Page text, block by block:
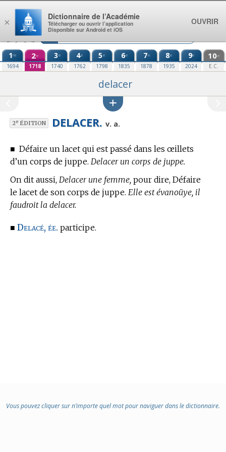
Aller au contenu
1re
1694
2e
1718
3e
1740
4e
1762
5e
1798
6e
1835
7e
1878
8e
1935
9e
2024
10e
E.C.
delacer
2eÉDITION DELACER. v. a.
■ Défaire un lacet qui est passé dans les œillets
d’un corps de juppe. Delacer un corps de juppe.
On dit aussi, Delacer une femme, pour dire, Défaire
le lacet de son corps de juppe. Elle est évanoüye, il
faudroit la delacer.
■ Delacé, ée. participe.
Vous pouvez cliquer sur n’importe quel mot pour naviguer dans le dictionnaire.
×
Dictionnaire de l’Académie
Télécharger ou ouvrir l’application
Disponible sur Android et iOS
OUVRIR